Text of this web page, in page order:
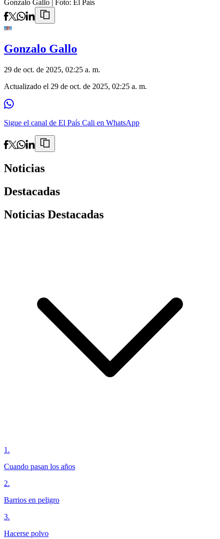
Gonzalo Gallo | Foto: El País
Gonzalo Gallo
29 de oct. de 2025, 02:25 a. m.
Actualizado el 29 de oct. de 2025, 02:25 a. m.
Sigue el canal de El País Cali en WhatsApp
Noticias
Destacadas
Noticias Destacadas
1 .
Cuando pasan los años
2.
Barrios en peligro
3.
Hacerse polvo